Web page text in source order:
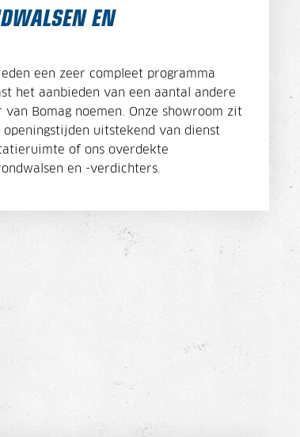
EN
een zeer compleet programma
het aanbieden van een aantal andere
Bomag noemen. Onze showroom zit
uitstekend van dienst
of ons overdekte
en -verdichters.